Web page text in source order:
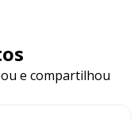
e compartilhou